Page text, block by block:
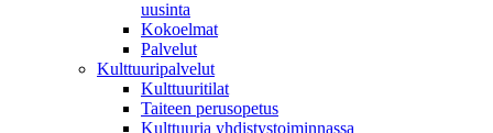
uusinta
Kokoelmat
Palvelut
Kulttuuripalvelut
Kulttuuritilat
Taiteen perusopetus
Kulttuuria yhdistystoiminnassa